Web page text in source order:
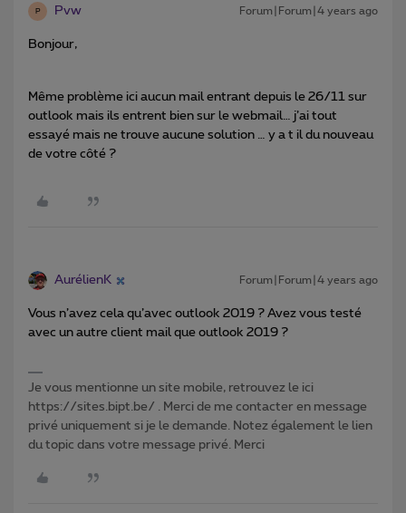
P Pvw Forum|Forum|4 years ago
Bonjour,
Même problème ici aucun mail entrant depuis le 26/11 sur
outlook mais ils entrent bien sur le webmail… j’ai tout
essayé mais ne trouve aucune solution … y a t il du nouveau
de votre côté ?
AurélienK Forum|Forum|4 years ago
Vous n’avez cela qu’avec outlook 2019 ? Avez vous testé
avec un autre client mail que outlook 2019 ?
Je vous mentionne un site mobile, retrouvez le ici
https://sites.bipt.be/ . Merci de me contacter en message
privé uniquement si je le demande. Notez également le lien
du topic dans votre message privé. Merci